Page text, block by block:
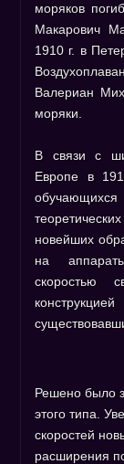
моряков
Макарович
1910 г. в
Валериан
моряки.
В связи с
Европе в
новейших
на
скоростью
Решено было
этого типа.
скоростей
расширения